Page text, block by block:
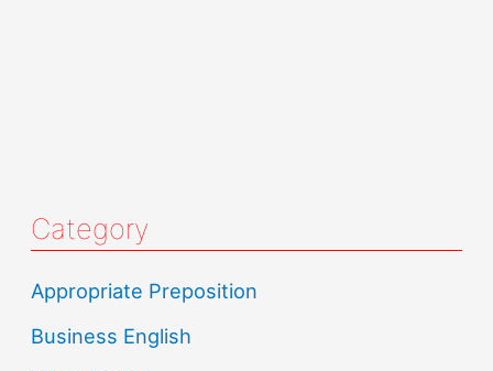
Category
Appropriate Preposition
Business English